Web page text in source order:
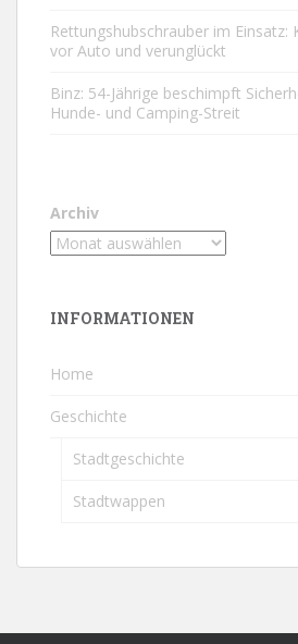
Rettungshubschrauber im Einsatz:
vor Auto und verunglückt
Binz: 54-Jährige beschimpft
Hunde- und Camping-Streit
Archiv
INFORMATIONEN
Home
Geschichte
Stadtgeschichte
Stadtwappen